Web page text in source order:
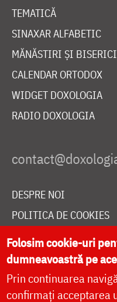
TEMATICĂ
SINAXAR ALFABETIC
MĂNĂSTIRI ȘI BISERICI
CALENDAR ORTODOX
WIDGET DOXOLOGIA
RADIO DOXOLOGIA
DESPRE NOI
POLITICA DE COOKIES
DONEAZĂ ONLINE
LIVE
Folosim cookie-uri
dumneavoastră pe
Prin continuarea
confirmați acceptarea